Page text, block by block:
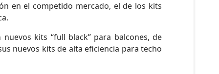
en el competido mercado, el de los kits
kits “full black” para balcones, de
nuevos kits de alta eficiencia para techo